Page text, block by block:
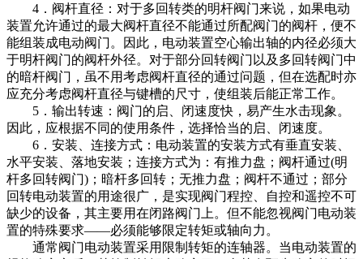
4．阀杆直径：对于多回转类的明杆阀门来说，如果电动
装置允许通过的最大阀杆直径不能通过所配阀门的阀杆，便不
能组装成电动阀门。因此，电动装置空心输出轴的内径必须大
于明杆阀门的阀杆外径。对于部分回转阀门以及多回转阀门中
的暗杆阀门，虽不用考虑阀杆直径的通过问题，但在选配时亦
应充分考虑阀杆直径与键槽的尺寸，使组装后能正常工作。
5．输出转速：阀门的启、闭速度快，易产生水击现象。
因此，应根据不同的使用条件，选择恰当的启、闭速度。
6．安装、连接方式：电动装置的安装方式有垂直安装、
水平安装、落地安装；连接方式为：有推力盘；阀杆通过(明
杆多回转阀门)；暗杆多回转；无推力盘；阀杆不通过；部分
回转电动装置的用途很广，是实现阀门程控、自控和遥控不可
缺少的设备，其主要用在闭路阀门上。但不能忽视阀门电动装
置的特殊要求——必须能够限定转矩或轴向力。
通常阀门电动装置采用限制转矩的连轴器。当电动装置的